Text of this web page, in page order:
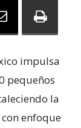
impulsa
pequeños
la
enfoque